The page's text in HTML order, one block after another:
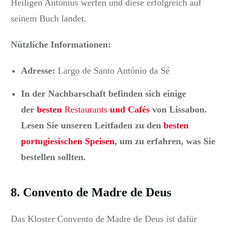
Heiligen Antonius werfen und diese erfolgreich auf
seinem Buch landet.
Nützliche Informationen:
Adresse: Largo de Santo António da Sé
In der Nachbarschaft befinden sich einige
der besten Restaurants und Cafés von Lissabon.
Lesen Sie unseren Leitfaden zu den besten
portugiesischen Speisen, um zu erfahren, was Sie
bestellen sollten.
8. Convento de Madre de Deus
Das Kloster Convento de Madre de Deus ist dafür